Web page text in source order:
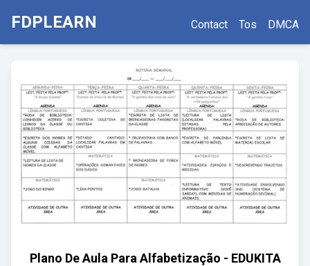
FDPLEARN Contact Tos DMCA
Plano De Aula Para Alfabetização - EDUKITA